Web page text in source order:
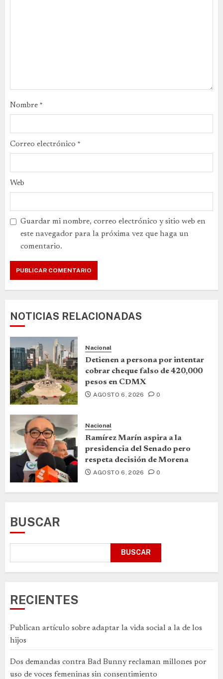
Nombre *
Correo electrónico *
Web
Guardar mi nombre, correo electrónico y sitio web en
este navegador para la próxima vez que haga un
comentario.
NOTICIAS RELACIONADAS
Nacional
Detienen a persona por intentar
cobrar cheque falso de 420,000
pesos en CDMX
AGOSTO 6, 2026 0
Nacional
Ramírez Marín aspira a la
presidencia del Senado pero
respeta decisión de Morena
AGOSTO 6, 2026 0
BUSCAR
BUSCAR
RECIENTES
Publican artículo sobre adaptar la vida social a la de los
hijos
Dos demandas contra Bad Bunny reclaman millones por
uso de voces femeninas sin consentimiento